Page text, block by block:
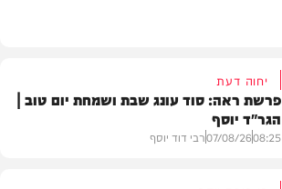
יחוה דעת
פרשת ראה: סוד עונג שבת ושמחת יום טוב |
הגר"ד יוסף
08:25
07/08/26רבי דוד יוסף